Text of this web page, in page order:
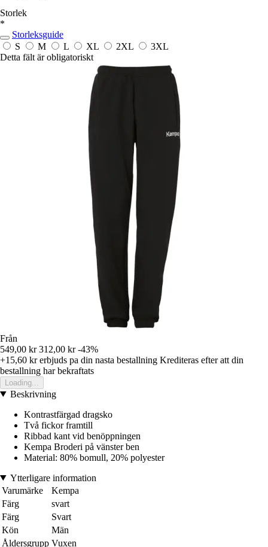
Storlek
*
Storleksguide
S
M L XL 2XL
3XL
Detta fält är obligatoriskt
Från
549,00 kr 312,00 kr -43%
+15,60 krerbjuds pa din nasta bestallning Krediteras efter att din
bestallning har bekraftats
Loading...
Beskrivning
Kontrastfärgad dragsko
Två fickor framtill
Ribbad kant vid benöppningen
Kempa Broderi på vänster ben
Material: 80% bomull, 20% polyester
Ytterligare information
Varumärke
Kempa
Färg
svart
Färg
Svart
Kön
Män
Åldersgrupp Vuxen